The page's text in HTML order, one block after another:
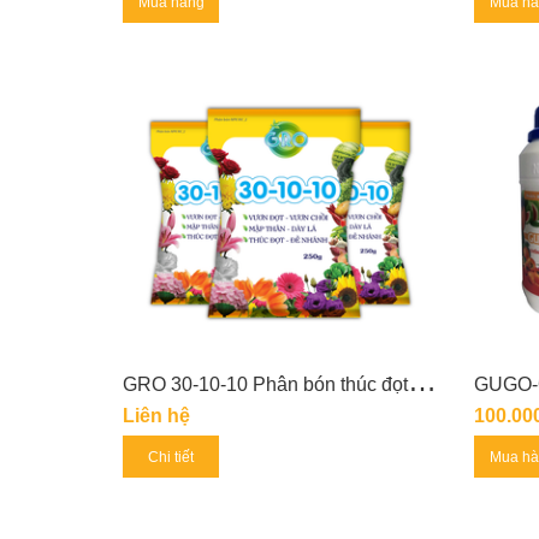
G
RO 30-10-10 Phân bón thúc đọt đẻ nhánh, vươn đọt mập thân
Liên hệ
Chi tiết Mua